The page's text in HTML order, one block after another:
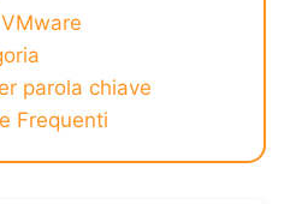
parola chiave
Frequenti